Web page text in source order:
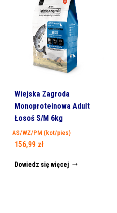
Wiejska Zagroda
Monoproteinowa Adult
Łosoś S/M 6kg
AS/WZ/PM (kot/pies)
156,99 zł
Dowiedz się więcej